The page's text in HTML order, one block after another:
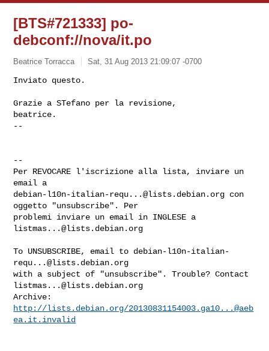
[BTS#721333] po-
debconf://nova/it.po
Beatrice Torracca Sat, 31 Aug 2013 21:09:07 -0700
Inviato questo.
Grazie a STefano per la revisione,
beatrice.
--
--
Per REVOCARE l'iscrizione alla lista, inviare un
debian-l10n-italian-requ...@lists.debian.org con
oggetto "unsubscribe". Per
listmas...@lists.debian.org
To UNSUBSCRIBE, email to debian-l10n-italian-
requ...@lists.debian.org
listmas...@lists.debian.org
http://lists.debian.org/20130831154003.ga10...@aeb
ea.it.invalid